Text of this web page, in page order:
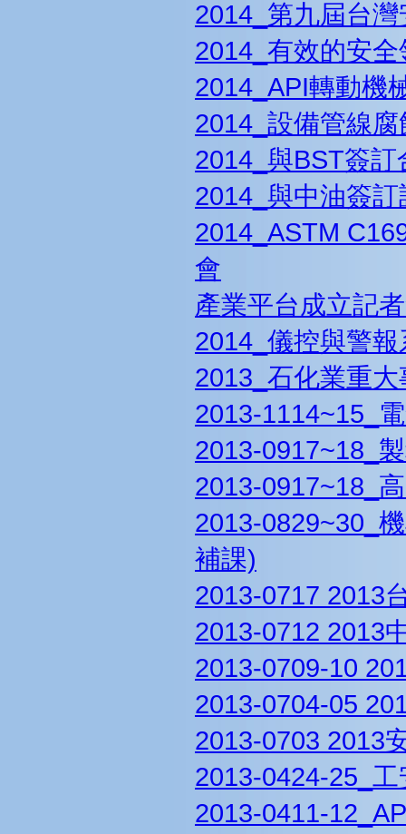
2014_第九屆台
2014_有效的安
2014_API轉動機
2014_設備管線
2014_與BST簽訂
2014_與中油簽
2014_ASTM
會
產業平台成立記
2014_儀控與警
2013_石化業重
2013-1114~15_
2013-0917~18_
2013-0917~18_
2013-0829~30_
補課)
2013-0717 2013
2013-0712 2013
2013-0709-10
2013-0704-05
2013-0703 2013
2013-0424-25_
2013-0411-